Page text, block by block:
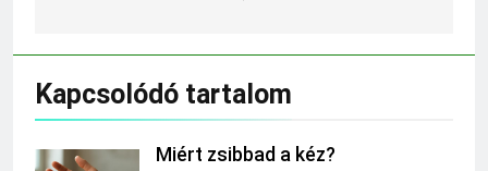
Kapcsolódó tartalom
Miért zsibbad a kéz?